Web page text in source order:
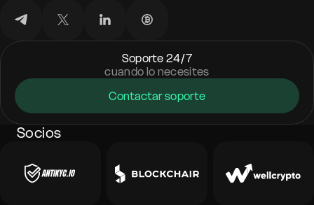
Soporte 24/7
cuando lo necesites
Contactar soporte
Socios